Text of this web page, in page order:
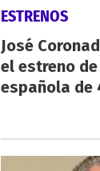
ESTRENOS
José
el estreno
española de